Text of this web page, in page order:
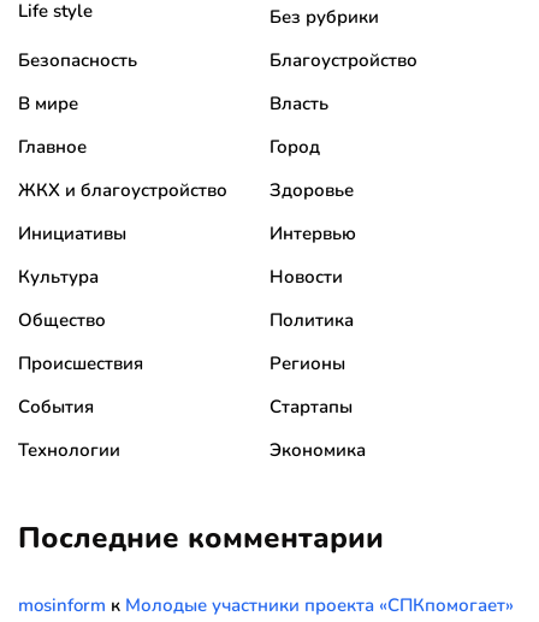
Life style
Без рубрики
Безопасность
Благоустройство
В мире
Власть
Главное
Город
ЖКХ и благоустройство
Здоровье
Инициативы
Интервью
Культура
Новости
Общество
Политика
Происшествия
Регионы
События
Стартапы
Технологии
Экономика
Последние комментарии
mosinform к Молодые участники проекта «СПКпомогает»